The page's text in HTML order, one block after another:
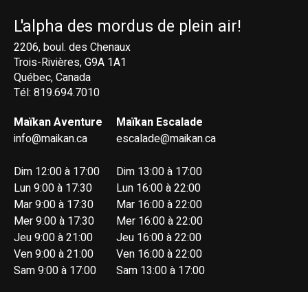
L'alpha des mordus de plein air!
2206, boul. des Chenaux
Trois-Rivières, G9A 1A1
Québec, Canada
Tél: 819.694.7010
Maïkan Aventure
info@maikan.ca
Dim 12:00 à 17:00
Lun 9:00 à 17:30
Mar 9:00 à 17:30
Mer 9:00 à 17:30
Jeu 9:00 à 21:00
Ven 9:00 à 21:00
Sam 9:00 à 17:00
Maïkan Escalade
escalade@maikan.ca
Dim 13:00 à 17:00
Lun 16:00 à 22:00
Mar 16:00 à 22:00
Mer 16:00 à 22:00
Jeu 16:00 à 22:00
Ven 16:00 à 22:00
Sam 13:00 à 17:00